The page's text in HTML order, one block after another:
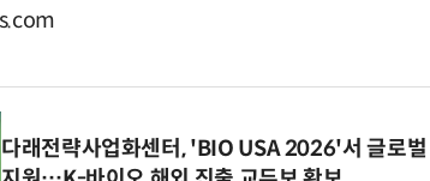
다래전략사업화센터, 'BIO USA 2026'서 글로